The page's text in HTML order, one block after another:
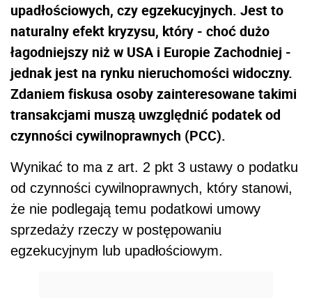
upadłościowych, czy egzekucyjnych. Jest to
naturalny efekt kryzysu, który - choć dużo
łagodniejszy niż w USA i Europie Zachodniej -
jednak jest na rynku nieruchomości widoczny.
Zdaniem fiskusa osoby zainteresowane takimi
transakcjami muszą uwzględnić podatek od
czynności cywilnoprawnych (PCC).
Wynikać to ma z art. 2 pkt 3 ustawy o podatku
od czynności cywilnoprawnych, który stanowi,
że nie podlegają temu podatkowi umowy
sprzedaży rzeczy w postępowaniu
egzekucyjnym lub upadłościowym.